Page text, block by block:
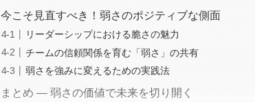
今こそ見直すべき！弱さのポジティブな側面
リーダーシップにおける脆さの魅力
チームの信頼関係を育む「弱さ」の共有
弱さを強みに変えるための実践法
まとめ — 弱さの価値で未来を切り開く